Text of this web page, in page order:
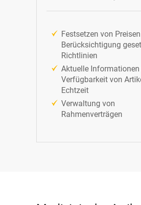
Festsetzen von
Berücksichtigung
Richtlinien
Aktuelle Informationen
Verfügbarkeit von
Echtzeit
Verwaltung von
Rahmenverträgen